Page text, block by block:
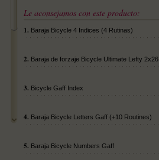
Le aconsejamos con este producto:
1. Baraja Bicycle 4 Indices (4 Rutinas)
2. Baraja de forzaje Bicycle Ultimate Lefty 2x26
3. Bicycle Gaff Index
4. Baraja Bicycle Letters Gaff (+10 Routines)
5. Baraja Bicycle Numbers Gaff